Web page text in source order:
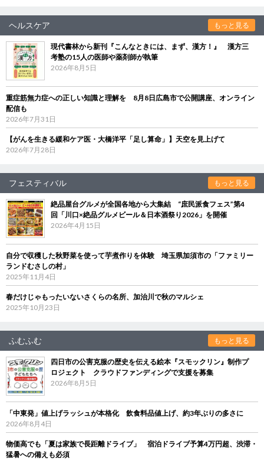
ヘルスケア もっと見る
現代書林から新刊『こんなときには、まず、漢方！』 漢方三
考塾の15人の医師や薬剤師が執筆
2026年8月5日
重症筋無力症への正しい知識と理解を 8月8日広島市で公開講座、オンライン
配信も
2026年7月31日
【がんを生きる緩和ケア医・大橋洋平「足し算命」】天空を見上げて
2026年7月28日
フェスティバル もっと見る
絶品屋台グルメが全国各地から大集結 “庶民派食フェス”第4
回「川口×絶品グルメビール＆日本酒祭り2026」を開催
2026年4月15日
自分で収穫した秋野菜を使って芋煮作りを体験 埼玉県加須市の「ファミリー
ランドむさしの村」
2025年11月4日
春だけじゃもったいないさくらの名所、加治川で秋のマルシェ
2025年10月23日
ふむふむ もっと見る
四日市の公害克服の歴史を伝える絵本『スモックリン』制作プ
ロジェクト クラウドファンディングで支援を募集
2026年8月5日
「中東発」値上げラッシュが本格化 飲食料品値上げ、約3年ぶりの多さに
2026年8月4日
物価高でも「夏は家族で長距離ドライブ」 宿泊ドライブ予算4万円超、渋滞・
猛暑への備えも必須